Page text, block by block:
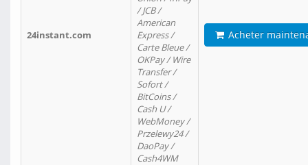
24instant.com
/ JCB /
American
Express /
Carte Bleue /
OKPay / Wire
Transfer /
Sofort /
BitCoins /
Cash U /
WebMoney /
Przelewy24 /
DaoPay /
Cash4WM
Acheter